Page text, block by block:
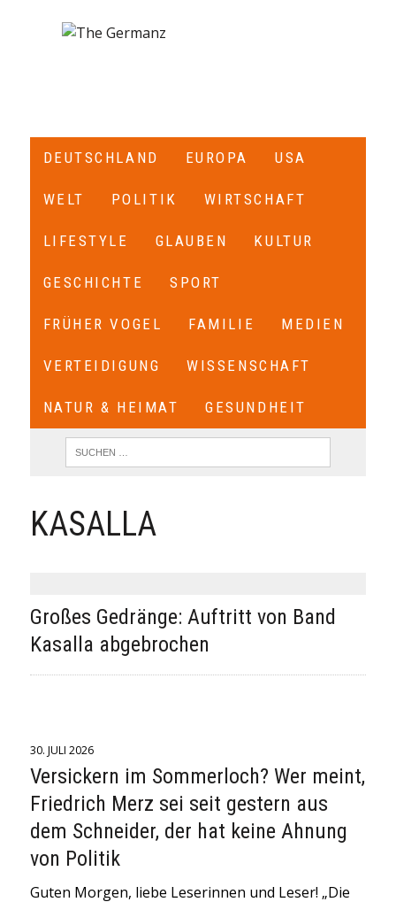
DEUTSCHLAND EUROPA USA
WELT POLITIK WIRTSCHAFT
LIFESTYLE GLAUBEN KULTUR
GESCHICHTE SPORT
FRÜHER VOGEL FAMILIE MEDIEN
VERTEIDIGUNG WISSENSCHAFT
NATUR & HEIMAT GESUNDHEIT
KASALLA
Großes Gedränge: Auftritt von Band
Kasalla abgebrochen
30. JULI 2026
Versickern im Sommerloch? Wer meint,
Friedrich Merz sei seit gestern aus
dem Schneider, der hat keine Ahnung
von Politik
Guten Morgen, liebe Leserinnen und Leser! „Die